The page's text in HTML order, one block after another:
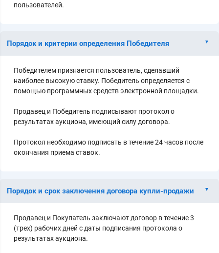
пользователей.
Порядок и критерии определения Победителя
Победителем признается пользователь, сделавший
наиболее высокую ставку. Победитель определяется с
помощью программных средств электронной площадки.
Продавец и Победитель подписывают протокол о
результатах аукциона, имеющий силу договора.
Протокол необходимо подписать в течение 24 часов после
окончания приема ставок.
Порядок и срок заключения договора купли-продажи
Продавец и Покупатель заключают договор в течение 3
(трех) рабочих дней с даты подписания протокола о
результатах аукциона.